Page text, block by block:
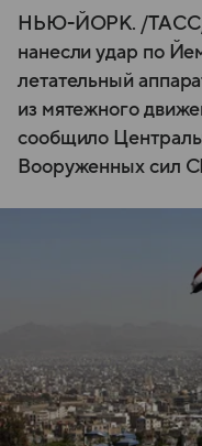
НЬЮ-ЙОРК. /ТАСС/.
нанесли удар по
летательный
из мятежного
сообщило
Вооруженных сил